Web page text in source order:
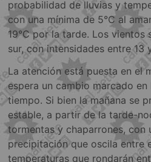
probabilidad de lluvias y
con una mínima de 5°C al
19°C por la tarde. Los vientos
sur, con intensidades entre 13
La atención está puesta en el
espera un cambio marcado
tiempo. Si bien la mañana se
estable, a partir de la tarde-
tormentas y chaparrones, con
precipitación que oscila entre
temperaturas que rondarán